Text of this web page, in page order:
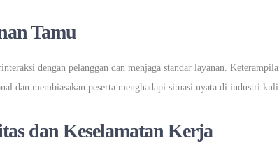
Tamu
dengan pelanggan dan menjaga standar layanan.
dan membiasakan peserta menghadapi situasi nyata di industri
dan Keselamatan Kerja